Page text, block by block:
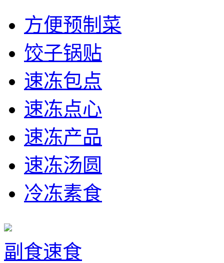
方便预制菜
饺子锅贴
速冻包点
速冻点心
速冻产品
速冻汤圆
冷冻素食
副食速食